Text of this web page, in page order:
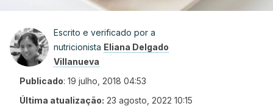
Escrito e verificado por a
nutricionista Eliana Delgado
Villanueva
Publicado: 19 julho, 2018 04:53
Última atualização: 23 agosto, 2022 10:15